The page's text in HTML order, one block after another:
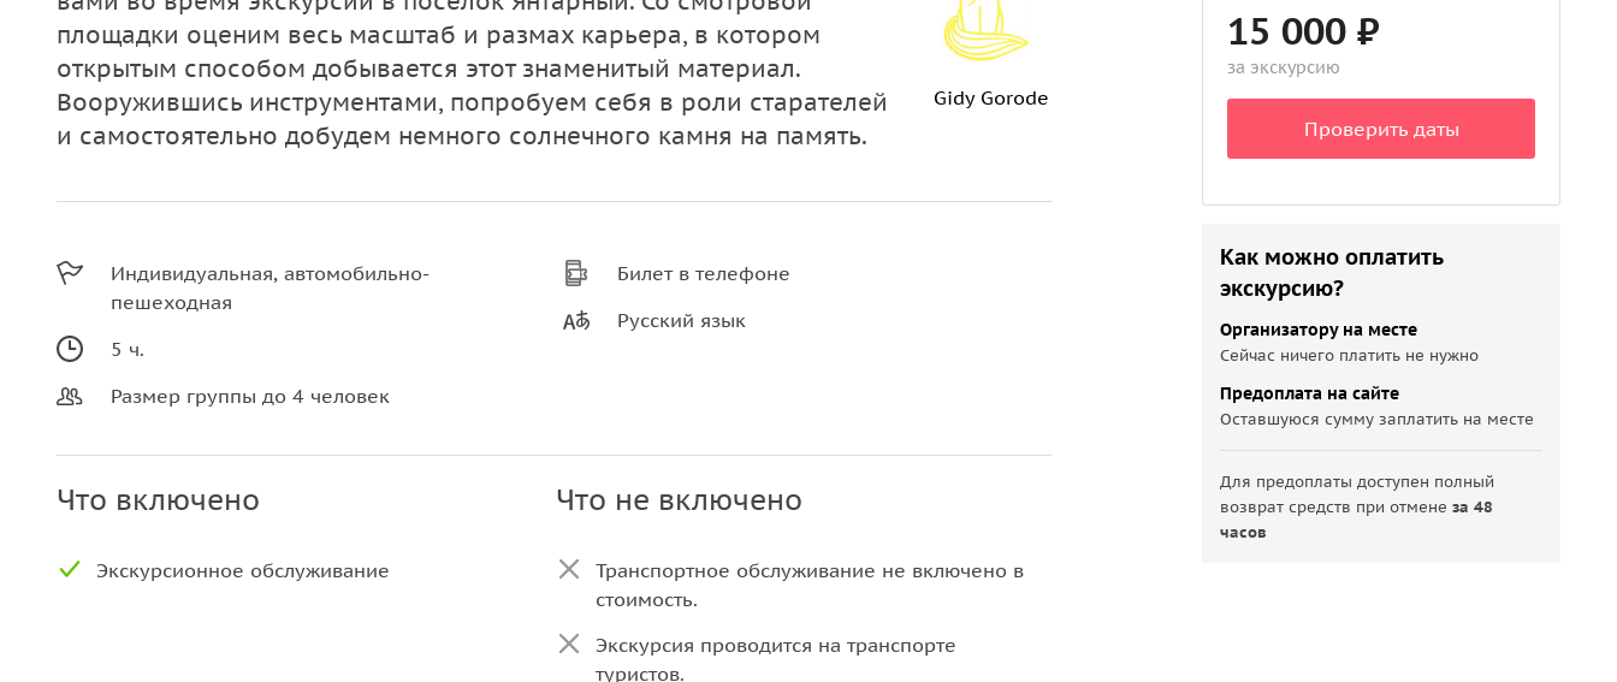
площадки оценим весь масштаб и размах карьера, в котором
открытым способом добывается этот знаменитый материал.
Вооружившись инструментами, попробуем себя в роли старателей
и самостоятельно добудем немного солнечного камня на память.
Gidy Gorode
Индивидуальная, автомобильно-
пешеходная
5 ч.
Размер группы до 4 человек
Билет в телефоне
Русский язык
Что включено
Экскурсионное обслуживание
Что не включено
Транспортное обслуживание не включено в
стоимость.
Экскурсия проводится на транспорте
туристов.
15 000 ₽
за экскурсию
Проверить даты
Как можно оплатить
экскурсию?
Организатору на месте
Сейчас ничего платить не нужно
Предоплата на сайте
Оставшуюся сумму заплатить на месте
Для предоплаты доступен полный
возврат средств при отменеза 48
часов